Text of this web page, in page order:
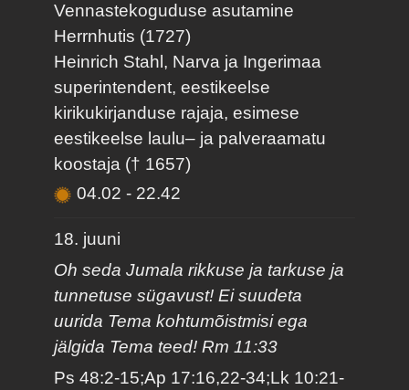
Vennastekoguduse asutamine
Herrnhutis (1727)
Heinrich Stahl, Narva ja Ingerimaa
superintendent, eestikeelse
kirikukirjanduse rajaja, esimese
eestikeelse laulu– ja palveraamatu
koostaja († 1657)
04.02- 22.42
18. juuni
Oh seda Jumala rikkuse ja tarkuse ja
tunnetuse sügavust! Ei suudeta
uurida Tema kohtumõistmisi ega
jälgida Tema teed! Rm 11:33
Ps 48:2-15;Ap 17:16,22-34;Lk 10:21-